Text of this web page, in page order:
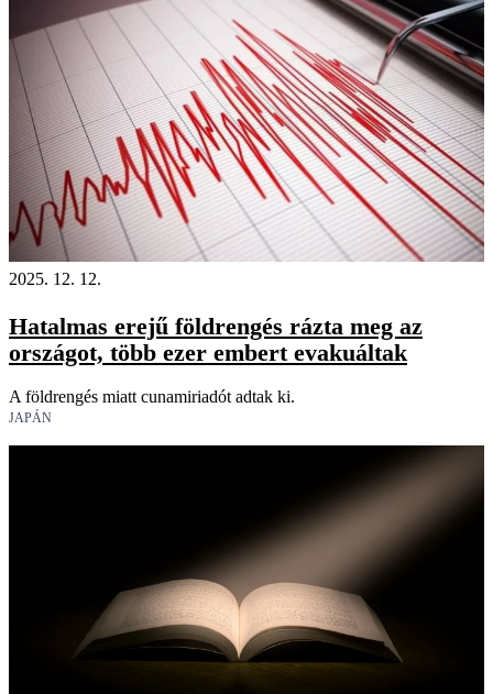
2025. 12. 12.
Hatalmas erejű földrengés rázta meg az
országot, több ezer embert evakuáltak
A földrengés miatt cunamiriadót adtak ki.
JAPÁN